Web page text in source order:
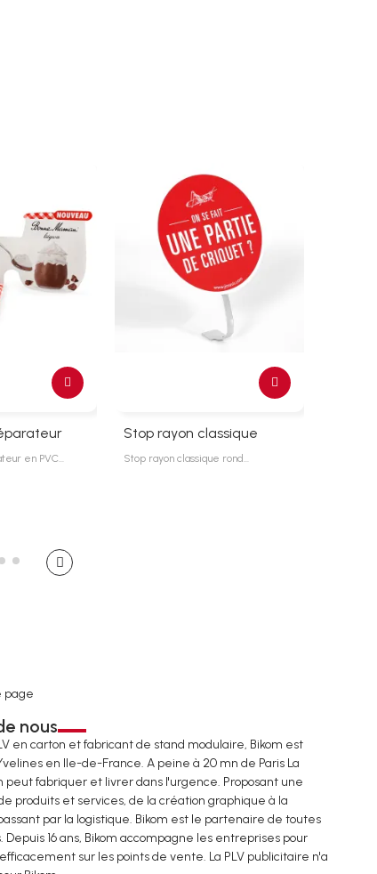
en PVC…
Stop rayon classique
Stop rayon classique rond…
page
nous
en carton et fabricant de stand modulaire, Bikom est
en Ile-de-France. A peine à 20 mn de Paris La
peut fabriquer et livrer dans l'urgence. Proposant une
produits et services, de la création graphique à la
par la logistique. Bikom est le partenaire de toutes
Depuis 16 ans, Bikom accompagne les entreprises pour
sur les points de vente. La PLV publicitaire n'a